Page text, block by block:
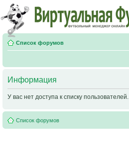
Список форумов
Информация
У вас нет доступа к списку пользователей.
Список форумов